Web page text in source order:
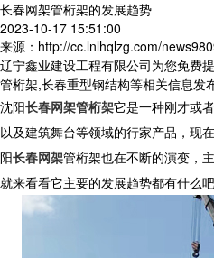
长春网架管桁架的发展趋势
2023-10-17 15:51:00
来源：http://cc.lnlhqlzg.com/
辽宁鑫业建设工程有限公司为您免费
管桁架,长春重型钢结构等相关信息发
沈阳长春网架管桁架它是一种刚才或
以及建筑舞台等领域的行家产品，现
阳长春网架管桁架也在不断的演变，
就来看看它主要的发展趋势都有什么吧